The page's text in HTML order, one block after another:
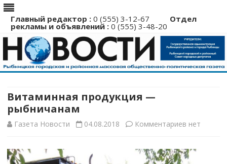
Главный редактор : 0 (555) 3-12-67 Отдел
рекламы и объявлений : 0 (555) 3-48-20
Перейти
Витаминная продукция —
рыбничанам
Газета Новости 04.08.2018 Комментариев кнет